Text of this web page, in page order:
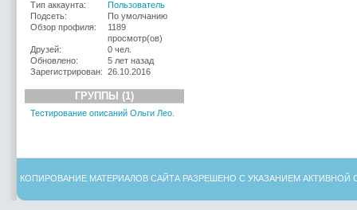
Тип аккаунта:
Пользователь
Подсеть:
По умолчанию
Обзор профиля:
1189
просмотр(ов)
Друзей:
0 чел.
Обновлено:
5 лет назад
Зарегистрирован: 26.10.2016
ГРУППЫ (1)
Тестирование описаний Ольги Лео.
КОПИРОВАНИЕ МАТЕРИАЛОВ САЙТА РАЗРЕШЕНО С УКАЗАНИЕМ АКТИВНОЙ